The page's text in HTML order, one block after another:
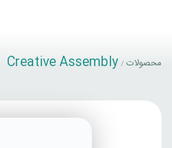
محصولات /
Creative Assembly